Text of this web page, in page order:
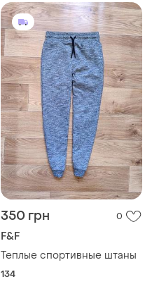
350 грн 0
F&F
Теплые спортивные штаны
134